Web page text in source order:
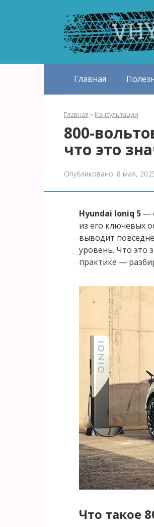
Главная
Главная » Консультации
800-
что это
Опубликовано: 8 мая,
Hyundai Ioniq 5 —
из его ключевых
выводит
уровень. Что это
практике —
Что такое